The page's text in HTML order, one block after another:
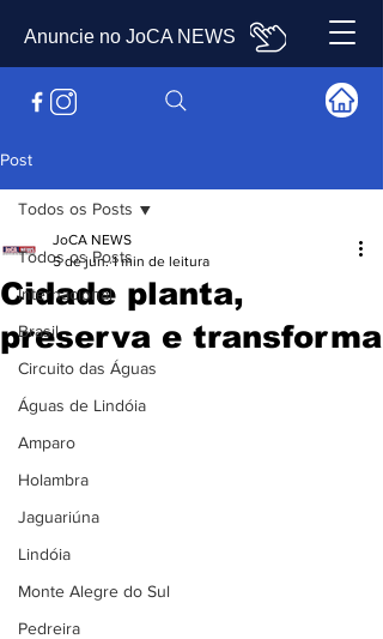
Anuncie no JoCA NEWS
Post
Todos os Posts
Internacional
Brasil
Circuito das Águas
Águas de Lindóia
Amparo
Holambra
Jaguariúna
Lindóia
Monte Alegre do Sul
Pedreira
Todos os Posts
Cidade planta,
preserva e transforma
JoCA NEWS
5 de jun. 1 min de leitura